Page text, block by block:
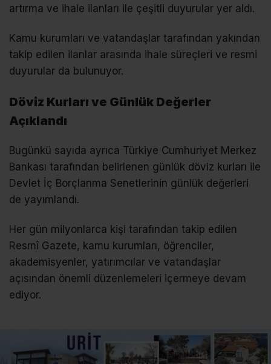
artırma ve ihale ilanları ile çeşitli duyurular yer aldı.
Kamu kurumları ve vatandaşlar tarafından yakından
takip edilen ilanlar arasında ihale süreçleri ve resmi
duyurular da bulunuyor.
Döviz Kurları ve Günlük Değerler
Açıklandı
Bugünkü sayıda ayrıca Türkiye Cumhuriyet Merkez
Bankası tarafından belirlenen günlük döviz kurları ile
Devlet İç Borçlanma Senetlerinin günlük değerleri
de yayımlandı.
Her gün milyonlarca kişi tarafından takip edilen
Resmî Gazete, kamu kurumları, öğrenciler,
akademisyenler, yatırımcılar ve vatandaşlar
açısından önemli düzenlemeleri içermeye devam
ediyor.